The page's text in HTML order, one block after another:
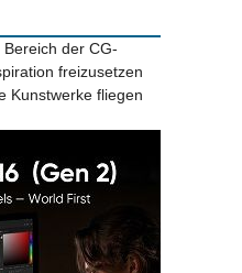
der CG-
freizusetzen
Kunstwerke fliegen